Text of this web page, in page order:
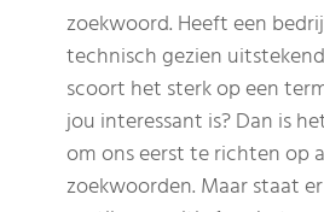
zoekwoord. Heeft een
technisch gezien
scoort het sterk op een
jou interessant is? Dan is
om ons eerst te richten op
zoekwoorden. Maar staat